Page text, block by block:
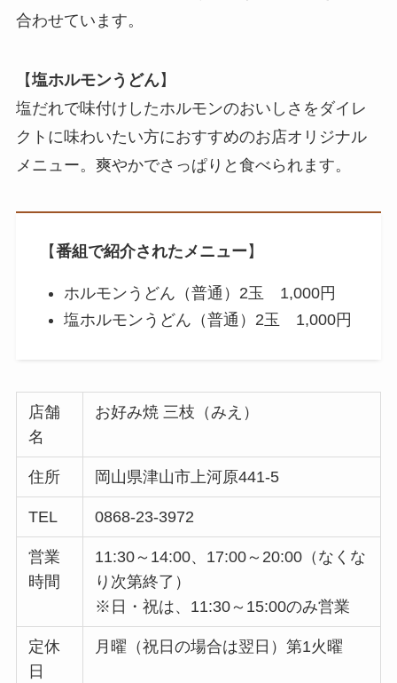
合わせています。
【塩ホルモンうどん】
塩だれで味付けしたホルモンのおいしさをダイレ
クトに味わいたい方におすすめのお店オリジナル
メニュー。爽やかでさっぱりと食べられます。
【番組で紹介されたメニュー 】
ホルモンうどん（普通）2玉 1,000円
塩ホルモンうどん（普通）2玉 1,000円
店舗
名
お好み焼 三枝（みえ）
住所 岡山県津山市上河原441-5
TEL 0868-23-3972
営業
時間
11:30～14:00、17:00～20:00（なくな
り次第終了）
※日・祝は、11:30～15:00のみ営業
定休
日
月曜（祝日の場合は翌日）第1火曜